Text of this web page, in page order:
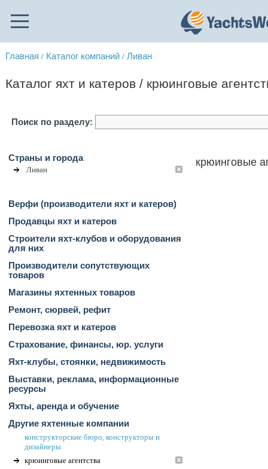
Главная / Каталог компаний / Ливан
Каталог яхт и катеров / крюинговые
Поиск по разделу:
Страны и города
Ливан
Верфи (производители яхт и катеров)
Продавцы яхт и катеров
Строители яхт-клубов и оборудования
для них
Производители сопутствующих
товаров
Магазины яхтенных товаров
Ремонт, сюрвей, рефит
Перевозка яхт и катеров
Страхование, финансы, юр. услуги
Яхт-клубы, стоянки, недвижимость
Выставки, реклама, информационные
ресурсы
Яхты, аренда и обучение
Другие яхтенные компании
конструкторские бюро, конструкторы и
дизайнеры
крюинговые агентства
крюинговые